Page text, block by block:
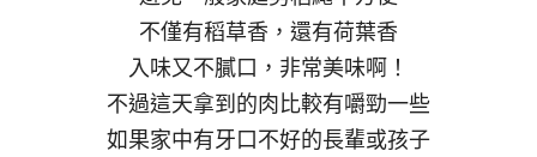
不僅有稻草香，還有荷葉香
入味又不膩口，非常美味啊！
不過這天拿到的肉比較有嚼勁一些
如果家中有牙口不好的長輩或孩子